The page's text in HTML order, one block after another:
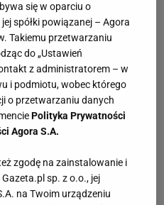
się w oparciu o
spółki powiązanej – Agora
Takiemu przetwarzaniu
do „Ustawień
z administratorem – w
i podmiotu, wobec którego
o przetwarzaniu danych
Polityka Prywatności
Agora S.A.
zgodę na zainstalowanie i
sp. z o.o., jej
na Twoim urządzeniu